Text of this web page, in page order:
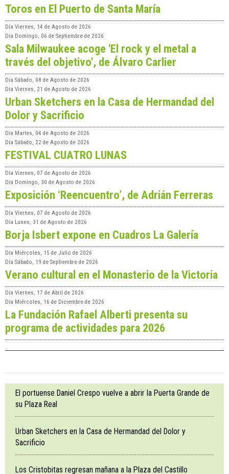
Toros en El Puerto de Santa María
Día Viernes, 14 de Agosto de 2026
Día Domingo, 06 de Septiembre de 2026
Sala Milwaukee acoge 'El rock y el metal a
través del objetivo', de Álvaro Carlier
Día Sábado, 08 de Agosto de 2026
Día Viernes, 21 de Agosto de 2026
Urban Sketchers en la Casa de Hermandad del
Dolor y Sacrificio
Día Martes, 04 de Agosto de 2026
Día Sábado, 22 de Agosto de 2026
FESTIVAL CUATRO LUNAS
Día Viernes, 07 de Agosto de 2026
Día Domingo, 30 de Agosto de 2026
Exposición ‘Reencuentro’, de Adrián Ferreras
Día Viernes, 07 de Agosto de 2026
Día Lunes, 31 de Agosto de 2026
Borja Isbert expone en Cuadros La Galería
Día Miércoles, 15 de Julio de 2026
Día Sábado, 19 de Septiembre de 2026
Verano cultural en el Monasterio de la Victoria
Día Viernes, 17 de Abril de 2026
Día Miércoles, 16 de Diciembre de 2026
La Fundación Rafael Alberti presenta su
programa de actividades para 2026
El portuense Daniel Crespo vuelve a abrir la Puerta Grande de
su Plaza Real
Urban Sketchers en la Casa de Hermandad del Dolor y
Sacrificio
Los Cristobitas regresan mañana a la Plaza del Castillo